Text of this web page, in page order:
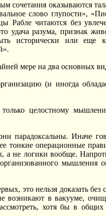
сочетания оказываются
слово глупости»,
Рабле читаются без
удача разума, признак
исторически или еще
мере на два основных
(и иногда
целостному
парадоксальны. Иначе
тонкие операционные
а не логики вообще.
мышления
это нельзя доказать без
возникают в вакууме,
хотя бы в